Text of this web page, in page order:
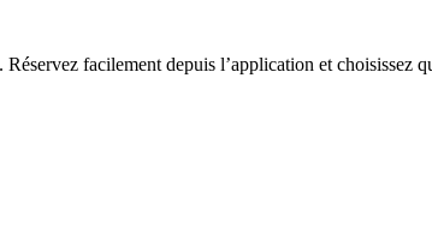
facilement depuis l’application et choisissez